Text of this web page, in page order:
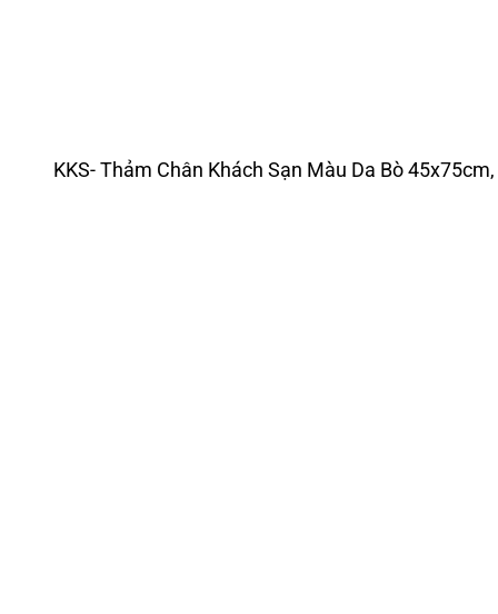
KKS- Thảm Chân Khách Sạn Màu Da Bò